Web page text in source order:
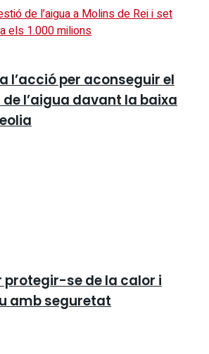
l’acció per aconseguir el
l’aigua davant la baixa
protegir-se de la calor i
amb seguretat